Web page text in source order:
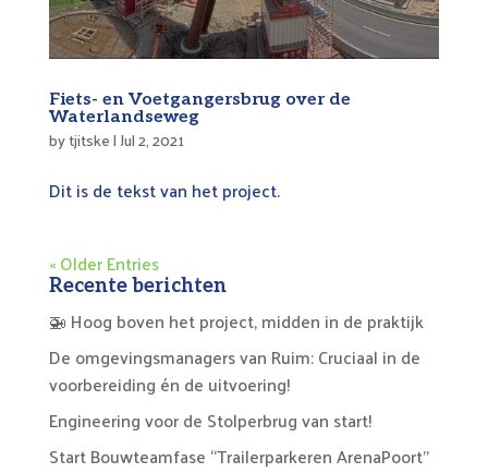
Fiets- en Voetgangersbrug over de
Waterlandseweg
bytjitske| Jul 2, 2021
Dit is de tekst van het project.
« Older Entries
Recente berichten
🚁 Hoog boven het project, midden in de praktijk
De omgevingsmanagers van Ruim: Cruciaal in de
voorbereiding én de uitvoering!
Engineering voor de Stolperbrug van start!
Start Bouwteamfase “Trailerparkeren ArenaPoort”